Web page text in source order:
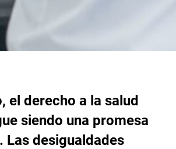
el derecho a la salud
siendo una promesa
Las desigualdades